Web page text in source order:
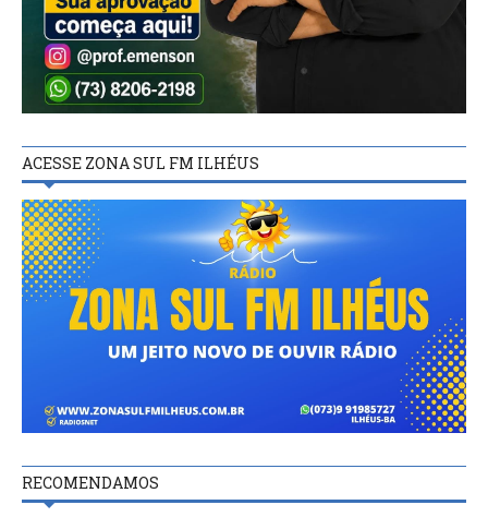
ACESSE ZONA SUL FM ILHÉUS
RECOMENDAMOS